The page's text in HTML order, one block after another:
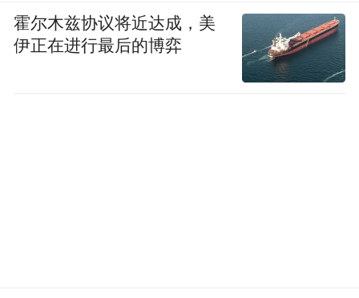
霍尔木兹协议将近达成，美
伊正在进行最后的博弈